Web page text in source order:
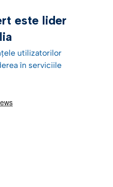
este lider
utilizatorilor
în serviciile